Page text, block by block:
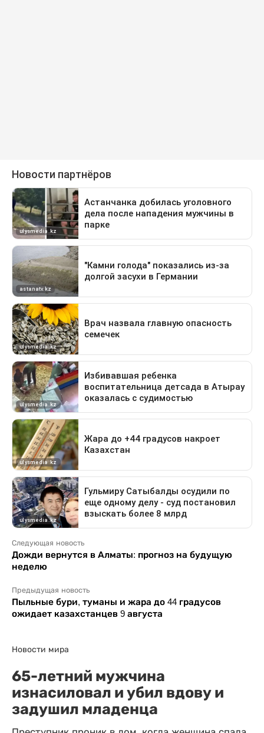
Следующая новость
Дожди вернутся в Алматы: прогноз на будущую
неделю
Предыдущая новость
Пыльные бури, туманы и жара до 44 градусов
ожидает казахстанцев 9 августа
Новости мира
65-летний мужчина
изнасиловал и убил вдову и
задушил младенца